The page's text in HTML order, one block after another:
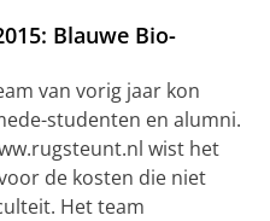
Blauwe Bio-
van vorig jaar kon
studenten en alumni.
wist het
de kosten die niet
Het team